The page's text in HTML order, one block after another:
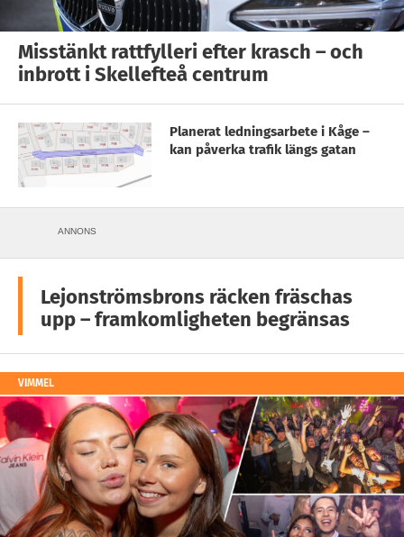
Misstänkt rattfylleri efter krasch – och
inbrott i Skellefteå centrum
Planerat ledningsarbete i Kåge –
kan påverka trafik längs gatan
ANNONS
Lejonströmsbrons räcken fräschas
upp – framkomligheten begränsas
VIMMEL